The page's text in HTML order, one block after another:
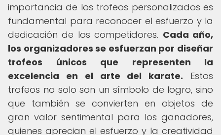
importancia de los trofeos personalizados es
fundamental para reconocer el esfuerzo y la
dedicación de los competidores. Cada año,
los organizadores se esfuerzan por diseñar
trofeos únicos que representen la
excelencia en el arte del karate. Estos
trofeos no solo son un símbolo de logro, sino
que también se convierten en objetos de
gran valor sentimental para los ganadores,
quienes aprecian el esfuerzo y la creatividad